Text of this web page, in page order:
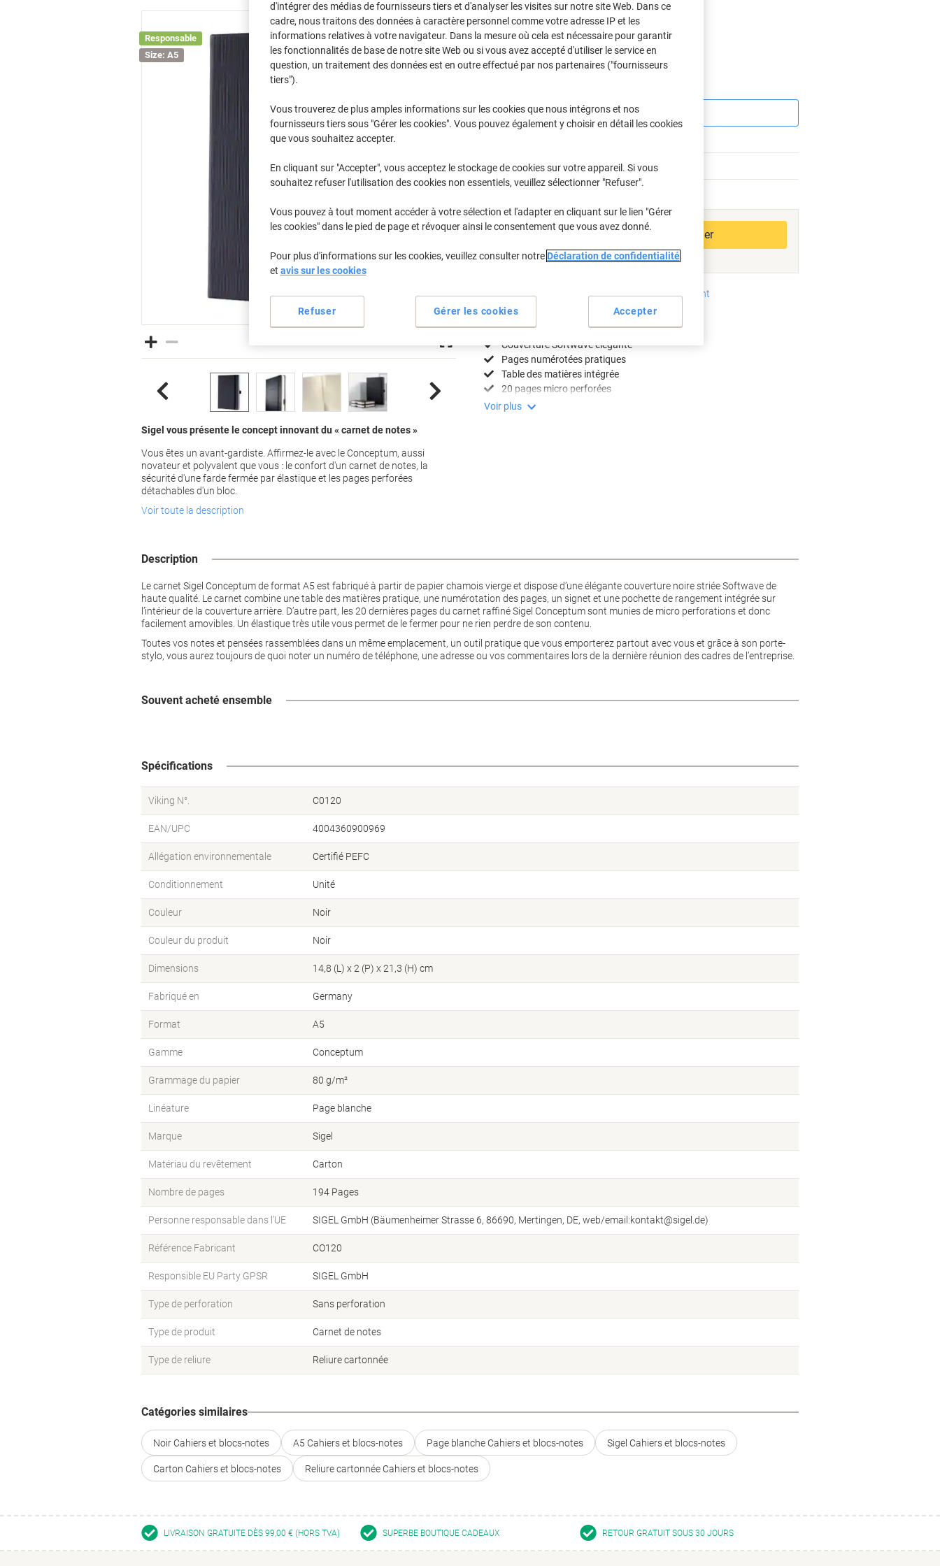
Responsable
Size: A5
Sigel vous présente le concept innovant du « carnet de notes »
Vous êtes un avant-gardiste. Affirmez-le avec le Conceptum, aussi
novateur et polyvalent que vous : le confort d'un carnet de notes, la
sécurité d'une farde fermée par élastique et les pages perforées
détachables d'un bloc.
Voir toute la description
Achetez Plus, Dépensez Moins
€15,59
Unité
À partir de 10 Unités
€18,24 TVA incl.
1-4Unités €19,59
10+Unités €15,59 -20%
Quantité
Ajouter au panier
Ajouter à une liste
Informations de livraison Moyens de paiement
Spécifications clés
Couverture Softwave élégante
Pages numérotées pratiques
Table des matières intégrée
20 pages micro perforées
Voir plus
Description
Le carnet Sigel Conceptum de format A5 est fabriqué à partir de papier chamois vierge et dispose d’une élégante couverture noire striée Softwave de
haute qualité. Le carnet combine une table des matières pratique, une numérotation des pages, un signet et une pochette de rangement intégrée sur
l’intérieur de la couverture arrière. D’autre part, les 20 dernières pages du carnet raffiné Sigel Conceptum sont munies de micro perforations et donc
facilement amovibles. Un élastique très utile vous permet de le fermer pour ne rien perdre de son contenu.
Toutes vos notes et pensées rassemblées dans un même emplacement, un outil pratique que vous emporterez partout avec vous et grâce à son porte-
stylo, vous aurez toujours de quoi noter un numéro de téléphone, une adresse ou vos commentaires lors de la dernière réunion des cadres de l’entreprise.
Souvent acheté ensemble
Spécifications
Viking N°. C0120
EAN/UPC 4004360900969
Allégation environnementale Certifié PEFC
Conditionnement Unité
Couleur Noir
Couleur du produit Noir
Dimensions 14,8 (L) x 2 (P) x 21,3 (H) cm
Fabriqué en Germany
Format A5
Gamme Conceptum
Grammage du papier 80 g/m²
Linéature Page blanche
Marque Sigel
Matériau du revêtement Carton
Nombre de pages 194 Pages
Personne responsable dans l’UE SIGEL GmbH (Bäumenheimer Strasse 6, 86690, Mertingen, DE, web/email:kontakt@sigel.de)
Référence Fabricant CO120
Responsible EU Party GPSR SIGEL GmbH
Type de perforation Sans perforation
Type de produit Carnet de notes
Type de reliure Reliure cartonnée
Catégories similaires
Noir Cahiers et blocs-notes A5 Cahiers et blocs-notes Page blanche Cahiers et blocs-notes Sigel Cahiers et blocs-notes
Carton Cahiers et blocs-notes Reliure cartonnée Cahiers et blocs-notes
LIVRAISON GRATUITE DÈS 99,00 € (HORS TVA) SUPERBE BOUTIQUE CADEAUX RETOUR GRATUIT SOUS 30 JOURS
d'intégrer des médias de fournisseurs tiers et d'analyser les visites sur notre site Web. Dans ce
cadre, nous traitons des données à caractère personnel comme votre adresse IP et les
informations relatives à votre navigateur. Dans la mesure où cela est nécessaire pour garantir
les fonctionnalités de base de notre site Web ou si vous avez accepté d'utiliser le service en
question, un traitement des données est en outre effectué par nos partenaires ("fournisseurs
tiers").
Vous trouverez de plus amples informations sur les cookies que nous intégrons et nos
fournisseurs tiers sous "Gérer les cookies". Vous pouvez également y choisir en détail les cookies
que vous souhaitez accepter.
En cliquant sur "Accepter", vous acceptez le stockage de cookies sur votre appareil. Si vous
souhaitez refuser l'utilisation des cookies non essentiels, veuillez sélectionner "Refuser".
Vous pouvez à tout moment accéder à votre sélection et l'adapter en cliquant sur le lien "Gérer
les cookies" dans le pied de page et révoquer ainsi le consentement que vous avez donné.
Pour plus d'informations sur les cookies, veuillez consulter notre Déclaration de confidentialité
et avis sur les cookies
Gérer les cookies
Refuser Accepter